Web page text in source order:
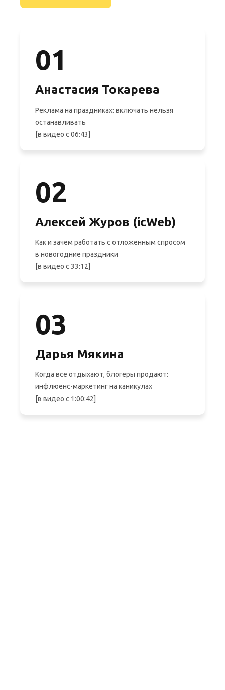
01
Анастасия Токарева
Реклама на праздниках: включать нельзя
останавливать
[в видео с 06:43]
02
Алексей Журов (icWeb)
Как и зачем работать с отложенным спросом
в новогодние праздники
[в видео с 33:12]
03
Дарья Мякина
Когда все отдыхают, блогеры продают:
инфлюенс-маркетинг на каникулах
[в видео с 1:00:42]